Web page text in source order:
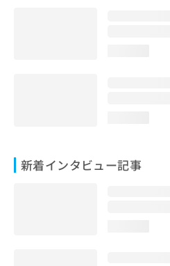
新着インタビュー記事